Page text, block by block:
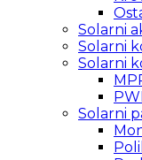
Solarni
Solarni
Solarni
Solarni